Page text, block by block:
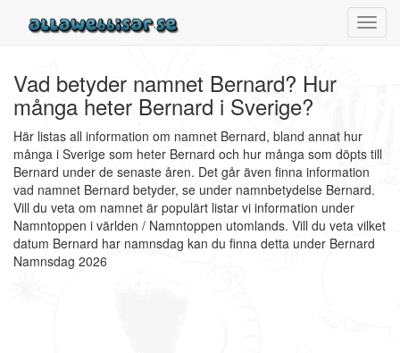
Vad betyder namnet Bernard? Hur
många heter Bernard i Sverige?
Här listas all information om namnet Bernard, bland annat hur
många i Sverige som heter Bernard och hur många som döpts till
Bernard under de senaste åren. Det går även finna information
vad namnet Bernard betyder, se under namnbetydelse Bernard.
Vill du veta om namnet är populärt listar vi information under
Namntoppen i världen / Namntoppen utomlands. Vill du veta vilket
datum Bernard har namnsdag kan du finna detta under Bernard
Namnsdag 2026